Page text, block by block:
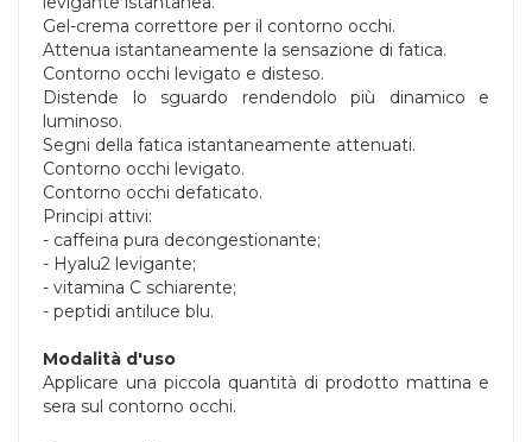
Gel-crema correttore per il contorno occhi.
Attenua istantaneamente la sensazione di fatica.
Contorno occhi levigato e disteso.
Distende lo sguardo rendendolo più dinamico e
luminoso.
Segni della fatica istantaneamente attenuati.
Contorno occhi levigato.
Contorno occhi defaticato.
Principi attivi:
- caffeina pura decongestionante;
- Hyalu2 levigante;
- vitamina C schiarente;
- peptidi antiluce blu.
Modalità d'uso
Applicare una piccola quantità di prodotto mattina e
sera sul contorno occhi.